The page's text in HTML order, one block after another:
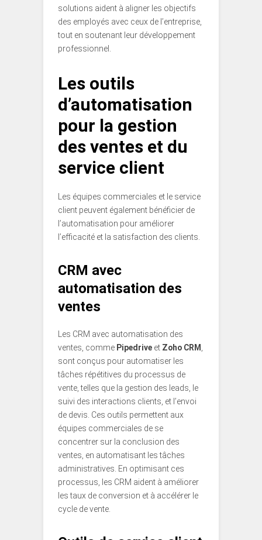
solutions aident à aligner les objectifs
des employés avec ceux de l’entreprise,
tout en soutenant leur développement
professionnel.
Les outils
d’automatisation
pour la gestion
des ventes et du
service client
Les équipes commerciales et le service
client peuvent également bénéficier de
l’automatisation pour améliorer
l’efficacité et la satisfaction des clients.
CRM avec
automatisation des
ventes
Les CRM avec automatisation des
ventes, comme Pipedrive et Zoho CRM
sont conçus pour automatiser les
tâches répétitives du processus de
vente, telles que la gestion des leads, le
suivi des interactions clients, et l’envoi
de devis. Ces outils permettent aux
équipes commerciales de se
concentrer sur la conclusion des
ventes, en automatisant les tâches
administratives. En optimisant ces
processus, les CRM aident à améliorer
les taux de conversion et à accélérer le
cycle de vente.